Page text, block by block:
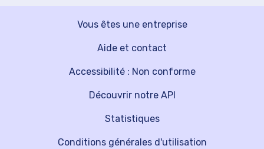
Vous êtes une entreprise
Découvrir notre API
Aide et contact
Statistiques
Accessibilité : Non conforme
Conditions générales d'utilisation